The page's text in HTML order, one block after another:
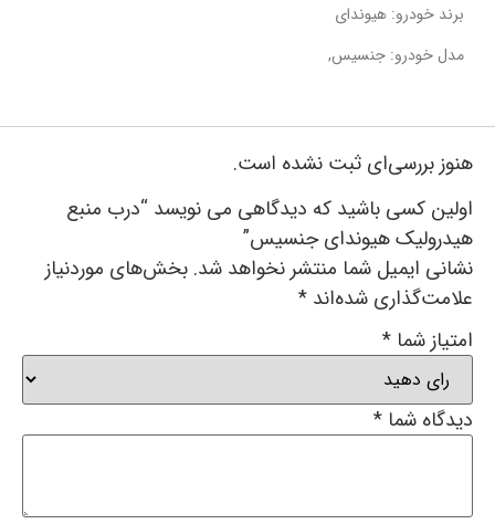
برند خودرو: هیوندای
مدل خودرو: جنسیس,
هنوز بررسی‌ای ثبت نشده است.
اولین کسی باشید که دیدگاهی می نویسد “درب منبع
هیدرولیک هیوندای جنسیس”
نشانی ایمیل شما منتشر نخواهد شد. بخش‌های موردنیاز
علامت‌گذاری شده‌اند *
امتیاز شما *
دیدگاه شما *